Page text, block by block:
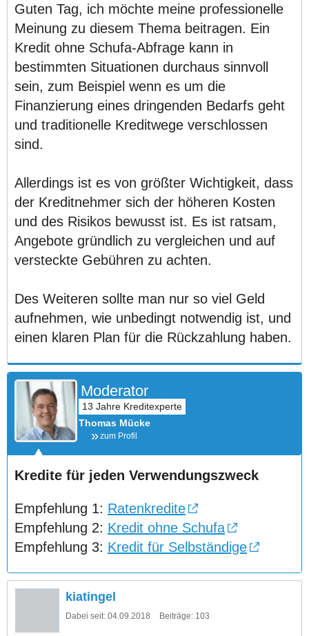
Guten Tag, ich möchte meine professionelle
Meinung zu diesem Thema beitragen. Ein
Kredit ohne Schufa-Abfrage kann in
bestimmten Situationen durchaus sinnvoll
sein, zum Beispiel wenn es um die
Finanzierung eines dringenden Bedarfs geht
und traditionelle Kreditwege verschlossen
sind.
Allerdings ist es von größter Wichtigkeit, dass
der Kreditnehmer sich der höheren Kosten
und des Risikos bewusst ist. Es ist ratsam,
Angebote gründlich zu vergleichen und auf
versteckte Gebühren zu achten.
Des Weiteren sollte man nur so viel Geld
aufnehmen, wie unbedingt notwendig ist, und
einen klaren Plan für die Rückzahlung haben.
Moderator
Thomas Mücke
zum Profil
Kredite für jeden Verwendungszweck
Empfehlung 1: Ratenkredite
Empfehlung 2: Kredit ohne Schufa
Empfehlung 3: Kredit für Selbständige
kiatingel
Dabei seit: 04.09.2018 Beiträge: 103